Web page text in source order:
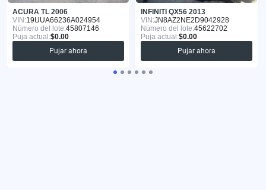
ACURA TL 2006
VIN:19UUA66236A024954
Número del lote:45807146
Puja actual:$0.00
Pujar ahora
INFINITI QX56 2013
VIN:JN8AZ2NE2D9042928
Número del lote:45622702
Puja actual:$0.00
Pujar ahora